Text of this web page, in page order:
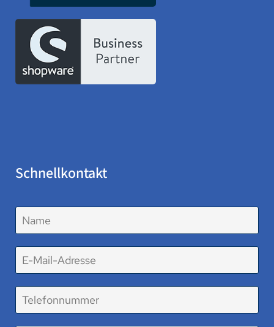
Schnellkontakt